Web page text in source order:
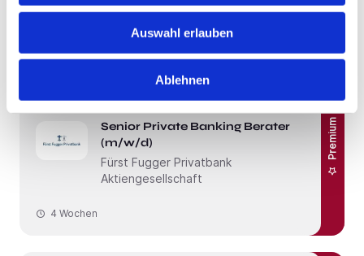
Auswahl erlauben
Ablehnen
Schnelle Bewerbung
Senior Private Banking Berater
(m/w/d)
Fürst Fugger Privatbank
Aktiengesellschaft
Premium
4 Wochen